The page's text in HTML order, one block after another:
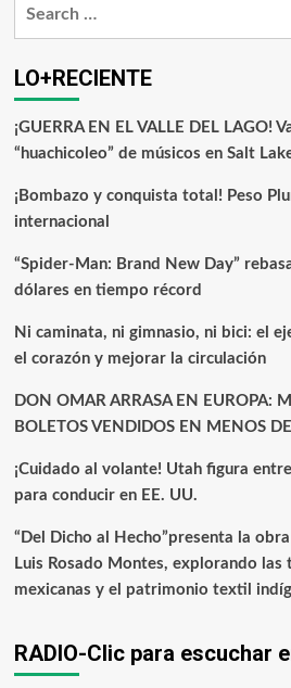
LO+RECIENTE
¡GUERRA EN EL VALLE DEL LAGO!
“huachicoleo” de músicos en Salt
¡Bombazo y conquista total! Peso
internacional
“Spider-Man: Brand New Day”
dólares en tiempo récord
Ni caminata, ni gimnasio, ni bici: el
el corazón y mejorar la circulación
DON OMAR ARRASA EN EUROPA:
BOLETOS VENDIDOS EN MENOS
¡Cuidado al volante! Utah figura
para conducir en EE. UU.
“Del Dicho al Hecho”presenta la
Luis Rosado Montes, explorando las
mexicanas y el patrimonio textil
RADIO-Clic para escuchar